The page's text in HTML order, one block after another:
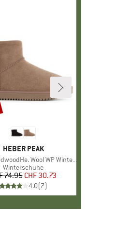
MARKE
HEBER PEAK
Wool WP Winter Boots
Produktgruppe
Winterschuhe
Preis
74.95 reduzierter Preis
CHF 30.73
4.0(7)